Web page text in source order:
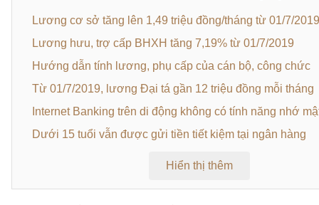
Lương cơ sở tăng lên 1,49 triệu đồng/tháng từ 01/7/2019
Lương hưu, trợ cấp BHXH tăng 7,19% từ 01/7/2019
Hướng dẫn tính lương, phụ cấp của cán bộ, công chức
Từ 01/7/2019, lương Đại tá gần 12 triệu đồng mỗi tháng
Internet Banking trên di động không có tính năng nhớ
Dưới 15 tuổi vẫn được gửi tiền tiết kiệm tại ngân hàng
Hiển thị thêm